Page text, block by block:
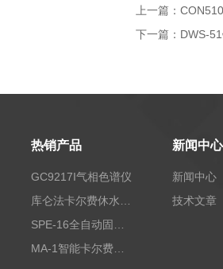
上一篇：
下一篇： DWS-
热销产品
GC9217I气相色谱仪
MA-1智能卡尔费休水分测定仪
新闻中心
新闻中心
技术文章